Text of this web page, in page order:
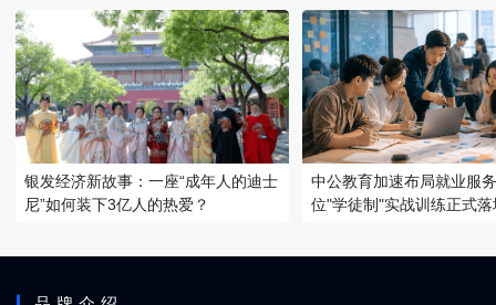
银发经济新故事：一座“成年人的迪士
尼”如何装下3亿人的热爱？
中公教育加速布局就业服
位"学徒制"实战训练正式落